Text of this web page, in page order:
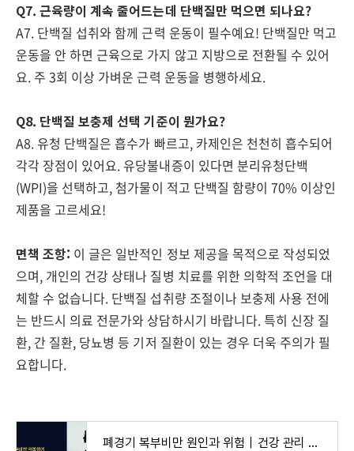
Q7. 근육량이 계속 줄어드는데 단백질만 먹으면 되나요?
A7. 단백질 섭취와 함께 근력 운동이 필수예요! 단백질만 먹고
운동을 안 하면 근육으로 가지 않고 지방으로 전환될 수 있어
요. 주 3회 이상 가벼운 근력 운동을 병행하세요.
Q8. 단백질 보충제 선택 기준이 뭔가요?
A8. 유청 단백질은 흡수가 빠르고, 카제인은 천천히 흡수되어
각각 장점이 있어요. 유당불내증이 있다면 분리유청단백
(WPI)을 선택하고, 첨가물이 적고 단백질 함량이 70% 이상인
제품을 고르세요!
면책 조항: 이 글은 일반적인 정보 제공을 목적으로 작성되었
으며, 개인의 건강 상태나 질병 치료를 위한 의학적 조언을 대
체할 수 없습니다. 단백질 섭취량 조절이나 보충제 사용 전에
는 반드시 의료 전문가와 상담하시기 바랍니다. 특히 신장 질
환, 간 질환, 당뇨병 등 기저 질환이 있는 경우 더욱 주의가 필
요합니다.
폐경기 복부비만 원인과 위험｜건강 관리 방법 총정리